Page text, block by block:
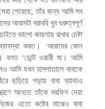
পেয়েছে,তাঁর জন্য আমি সব
আরামটা বরাবরি খুব গুরুত্বপূর্ণ
চাইতে ভালো জায়গায় রাখার চেষ্টা
করত। আরামের কোন
বলত‘ডোন্ট ওয়ারী মা।
আমি
আমি যখন হাসপাতালে বাবাকে
ছড়িয়ে পড়ায় বাবা ব্যাথাএ
আনতে তাঁকে মরফিন দেয়া
এতো কষ্টের মাঝেও বাবা